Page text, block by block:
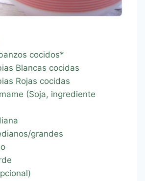
cocidos*
Blancas cocidas
Rojas cocidas
(Soja, ingrediente
grandes